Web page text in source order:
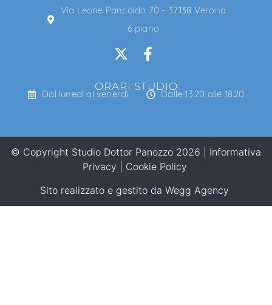
Via Leone Pancaldo 70 - 37138 Verona
6 piano
ORARI STUDIO
Dal lunedì al venerdì Dalle 13.20 alle 18.20
© Copyright Studio Dottor Panozzo 2026 | Informativa
Privacy
Cookie Policy
Sito realizzato e gestito da Wegg Agency